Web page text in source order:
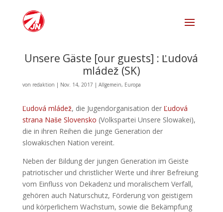
Unsere Gäste [our guests] : Ľudová
mládež (SK)
von redaktion | Nov. 14, 2017 | Allgemein, Europa
Ľudová mládež, die Jugendorganisation der Ľudová
strana Naše Slovensko (Volkspartei Unsere Slowakei),
die in ihren Reihen die junge Generation der
slowakischen Nation vereint.
Neben der Bildung der jungen Generation im Geiste
patriotischer und christlicher Werte und ihrer Befreiung
vom Einfluss von Dekadenz und moralischem Verfall,
gehören auch Naturschutz, Förderung von geistigem
und körperlichem Wachstum, sowie die Bekämpfung